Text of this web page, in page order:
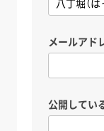
メールアド
公開してい